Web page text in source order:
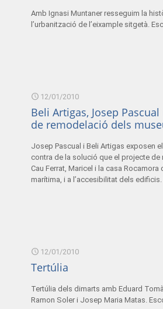
Amb Ignasi Muntaner resseguim la
l’urbanització de l’eixample sitgetà.
12/01/2010
Beli Artigas, Josep
de remodelació dels
Josep Pascual i Beli Artigas exposen
contra de la solució que el projecte de
Cau Ferrat, Maricel i la casa Rocamora
marítima, i a l’accesibilitat dels
12/01/2010
Tertúlia
Tertúlia dels dimarts amb Eduard
Ramon Soler i Josep Maria Matas.